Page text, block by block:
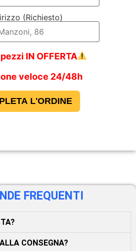
(Richiesto)
IN OFFERTA
veloce 24/48h
FREQUENTI
CONSEGNA?